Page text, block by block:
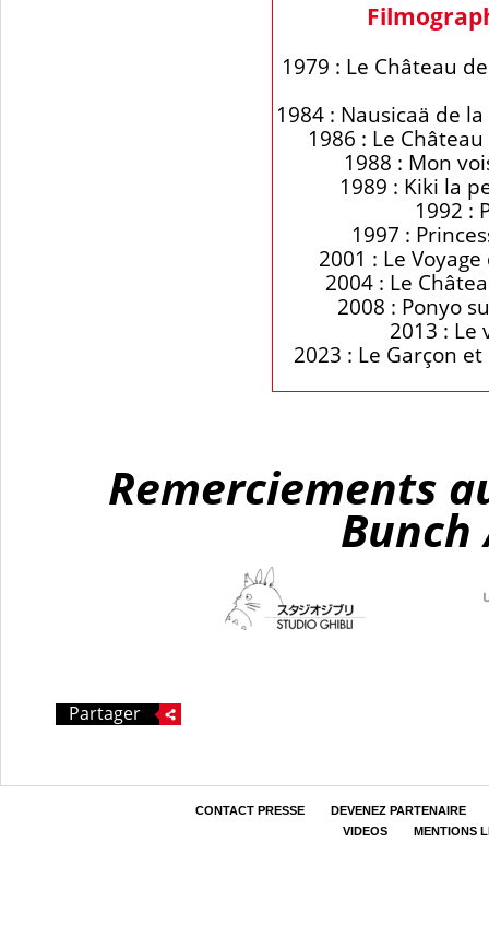
1979 : Le Château
1984 : Nausicaä de
1986 : Le
1988 : Mon
1989 : Kiki la
1992 :
1997 :
2001 : Le
2004 : Le
2008 : Ponyo
2013 : Le
2023 : Le Garçon
Remerciements
Partager
CONTACT PRESSE
DEVENEZ PARTENAIRE
VIDEOS
MENTIONS